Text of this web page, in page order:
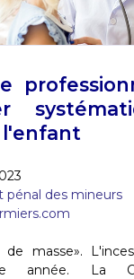
l'enfant
pénal des mineurs
de masse».
année. La